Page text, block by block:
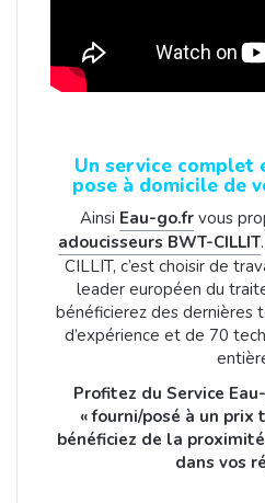
Un service complet
pose à domicile de
Ainsi Eau-go.fr vous
adoucisseurs BWT-CILLIT
CILLIT, c’est choisir de
leader européen du
bénéficierez des dernières
d’expérience et de 70
Profitez du Service
« fourni/posé à un
bénéficiez de la
dans vos